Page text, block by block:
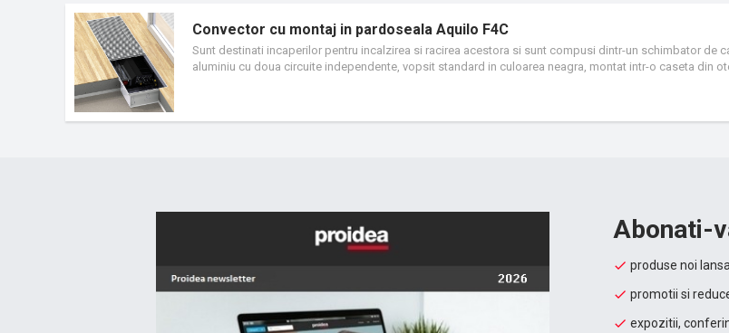
Convector cu montaj in pardoseala Aquilo F4C
Sunt destinati incaperilor pentru incalzirea si racirea acestora si sunt compusi dintr-un schimbator de
aluminiu cu doua circuite independente, vopsit standard in culoarea neagra, montat intr-o caseta din
Abonati-
produse noi
promotii si
expozitii,